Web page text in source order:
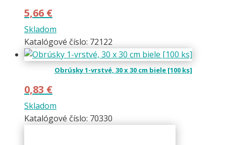
5,66 €
Skladom
Katalógové číslo: 72122
Obrúsky 1-vrstvé, 30 x 30 cm biele [100 ks]
0,83 €
Skladom
Katalógové číslo: 70330